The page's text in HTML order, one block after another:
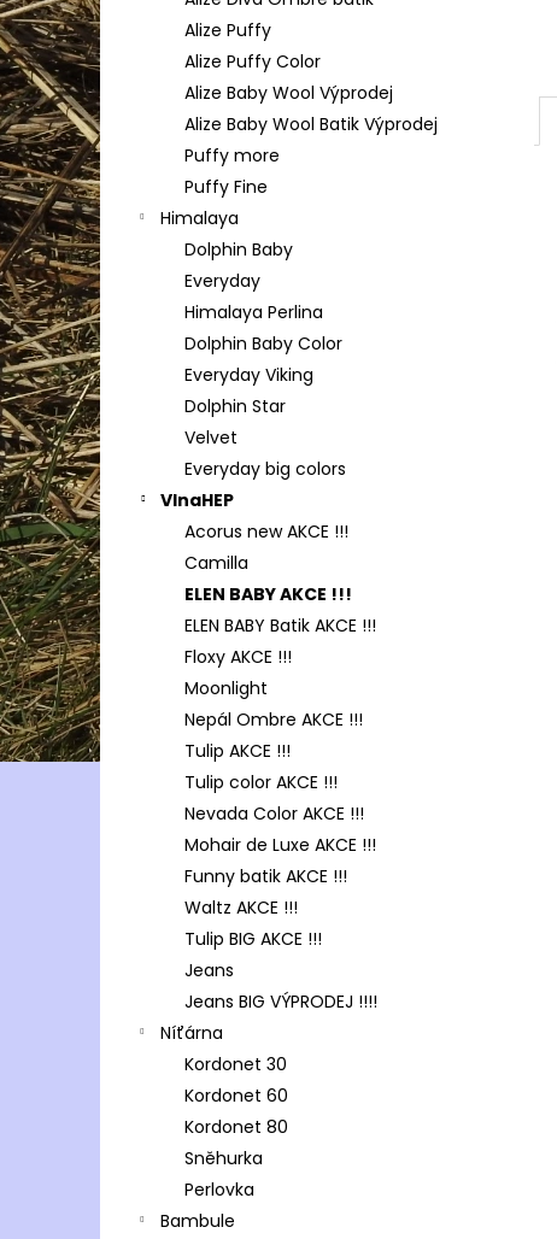
l
Alize Puffy
Alize Puffy Color
Alize Baby Wool Výprodej
Alize Baby Wool Batik Výprodej
Puffy more
Puffy Fine
Himalaya
Dolphin Baby
Everyday
Himalaya Perlina
Dolphin Baby Color
Everyday Viking
Dolphin Star
Velvet
Everyday big colors
VlnaHEP
Acorus new AKCE !!!
Camilla
ELEN BABY AKCE !!!
ELEN BABY Batik AKCE !!!
Floxy AKCE !!!
Moonlight
Nepál Ombre AKCE !!!
Tulip AKCE !!!
Tulip color AKCE !!!
Nevada Color AKCE !!!
Mohair de Luxe AKCE !!!
Funny batik AKCE !!!
Waltz AKCE !!!
Tulip BIG AKCE !!!
Jeans
Jeans BIG VÝPRODEJ !!!!
Níťárna
Kordonet 30
Kordonet 60
Kordonet 80
Sněhurka
Perlovka
Bambule
HIMALAYA DOLPHIN BABY 80356
60 Kč